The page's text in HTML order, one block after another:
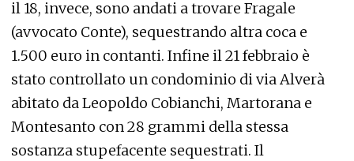
il 18, invece, sono andati a trovare Fragale
(avvocato Conte), sequestrando altra coca e
1.500 euro in contanti. Infine il 21 febbraio è
stato controllato un condominio di via Alverà
abitato da Leopoldo Cobianchi, Martorana e
Montesanto con 28 grammi della stessa
sostanza stupefacente sequestrati. Il